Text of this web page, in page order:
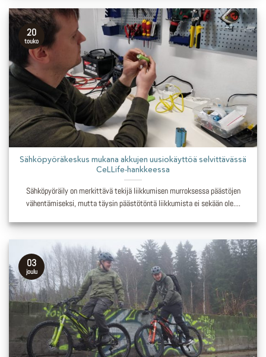
Sähköpyöräkeskus mukana akkujen uusiokäyttöä selvittävässä
CeLLife-hankkeessa
Sähköpyöräily on merkittävä tekijä liikkumisen murroksessa päästöjen
vähentämiseksi, mutta täysin päästötöntä liikkumista ei sekään ole....
20
touko
03
joulu